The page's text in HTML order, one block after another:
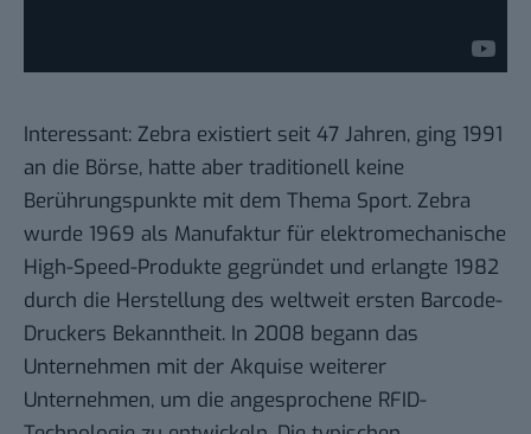
Interessant: Zebra existiert seit 47 Jahren, ging 1991
an die Börse, hatte aber traditionell keine
Berührungspunkte mit dem Thema Sport. Zebra
wurde 1969 als Manufaktur für elektromechanische
High-Speed-Produkte gegründet und erlangte 1982
durch die Herstellung des weltweit ersten Barcode-
Druckers Bekanntheit. In 2008 begann das
Unternehmen mit der Akquise weiterer
Unternehmen, um die angesprochene RFID-